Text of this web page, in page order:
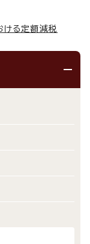
ける定額減税